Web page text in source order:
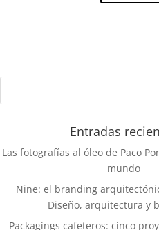
Entradas
Las fotografías al óleo de Paco
mundo
Nine: el branding
Diseño, arquitectura y
Packagings cafeteros: cinco